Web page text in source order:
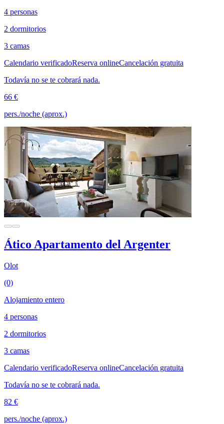
4 personas
2 dormitorios
3 camas
Calendario verificadoReserva onlineCancelación gratuita
Todavía no se te cobrará nada.
66 €
pers./noche (aprox.)
Ático Apartamento del Argenter
Olot
(0)
Alojamiento entero
4 personas
2 dormitorios
3 camas
Calendario verificadoReserva onlineCancelación gratuita
Todavía no se te cobrará nada.
82 €
pers./noche (aprox.)